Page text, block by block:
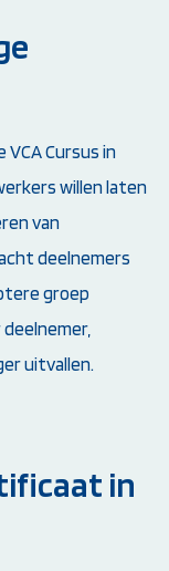
Cursus in
willen laten
van
deelnemers
groep
uitvallen.
in